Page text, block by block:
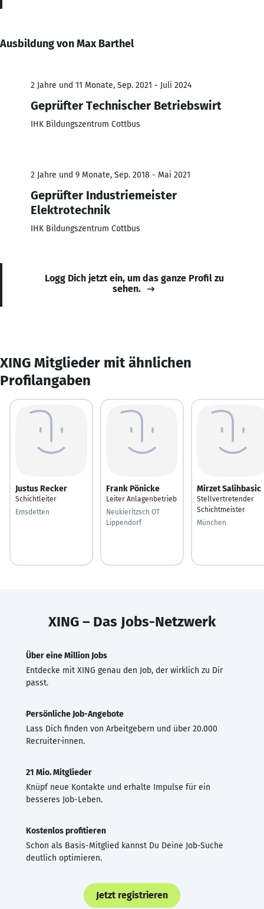
Ausbildung von Max Barthel
2 Jahre und 11 Monate, Sep. 2021 - Juli 2024
Geprüfter Technischer Betriebswirt
IHK Bildungszentrum Cottbus
2 Jahre und 9 Monate, Sep. 2018 - Mai 2021
Geprüfter Industriemeister
Elektrotechnik
IHK Bildungszentrum Cottbus
Logg Dich jetzt ein, um das ganze Profil zu
sehen.
XING Mitglieder mit ähnlichen
Profilangaben
Justus Recker
Schichtleiter
Emsdetten
Frank Pönicke
Leiter Anlagenbetrieb
Neukieritzsch OT
Lippendorf
Mirzet Salihbasic
Stellvertretender
Schichtmeister
München
XING – Das Jobs-Netzwerk
Über eine Million Jobs
Entdecke mit XING genau den Job, der wirklich zu Dir
passt.
Persönliche Job-Angebote
Lass Dich finden von Arbeitgebern und über 20.000
Recruiter·innen.
21 Mio. Mitglieder
Knüpf neue Kontakte und erhalte Impulse für ein
besseres Job-Leben.
Kostenlos profitieren
Schon als Basis-Mitglied kannst Du Deine Job-Suche
deutlich optimieren.
Jetzt registrieren